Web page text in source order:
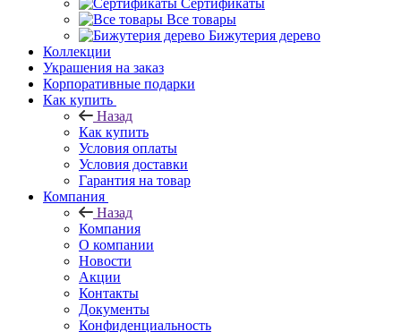
Сертификаты
Все товары
Бижутерия дерево
Коллекции
Украшения на заказ
Корпоративные подарки
Как купить
Назад
Как купить
Условия оплаты
Условия доставки
Гарантия на товар
Компания
Назад
Компания
О компании
Новости
Акции
Контакты
Документы
Конфиденциальность